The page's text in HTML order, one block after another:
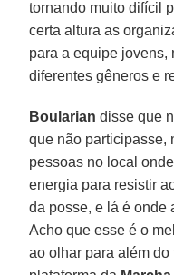
tornando muito difícil
certa altura as
para a equipe jovens,
diferentes gêneros e
Boularian disse que
que não participasse,
pessoas no local
energia para resistir
da posse, e lá é onde
Acho que esse é o
ao olhar para além do